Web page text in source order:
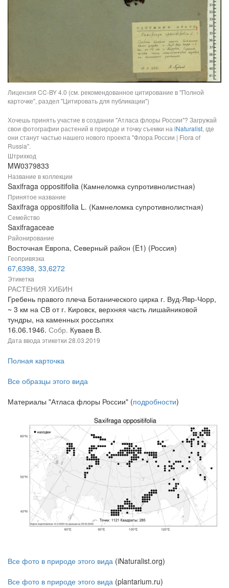
Лицензия CC-BY 4.0 (см. рекомендованное цитирование в "Полной
карточке", раздел "Цитировать для публикации")
Хочешь принять участие в создании "Атласа флоры России"? Загружай
свои фотографии растений в природе и точку съемки на iNaturalist, где
они станут частью нашего нового проекта "Флора России | Flora of
Russia".
Штрихкод
MW0379833
Название в коллекции
Saxifraga oppositifolia (Камнеломка супротивнолистная)
Принятое название
Saxifraga oppositifolia L. (Камнеломка супротивнолистная)
Семейство
Saxifragaceae
Районирование
Восточная Европа, Северный район (E1) (Россия)
Геопривязка
67,6398, 33,6272
Этикетка
РАСТЕНИЯ ХИБИН
Гребень правого плеча Ботанического цирка г. Вуд-Явр-Чорр,
~ 3 км на СВ от г. Кировск, верхняя часть лишайниковой
тундры, на каменных россыпях
16.06.1946. Собр. Куваев В.
Дата ввода этикетки 28.03.2019
Полная карточка
Все образцы этого вида
Материалы "Атласа флоры России" (подробности)
Все фото в природе этого вида (iNaturalist.org)
Все фото в природе этого вида (plantarium.ru)